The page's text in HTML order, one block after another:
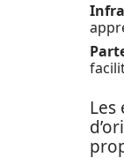
Les